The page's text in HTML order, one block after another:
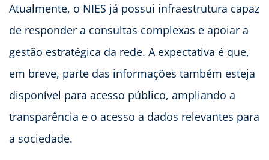
Atualmente, o NIES já possui infraestrutura capaz
de responder a consultas complexas e apoiar a
gestão estratégica da rede. A expectativa é que,
em breve, parte das informações também esteja
disponível para acesso público, ampliando a
transparência e o acesso a dados relevantes para
a sociedade.